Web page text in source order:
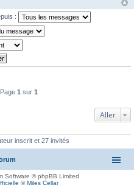
:
1 sur 1
Aller
inscrit et 27 invités
Software © phpBB Limited
©Miles Cellar